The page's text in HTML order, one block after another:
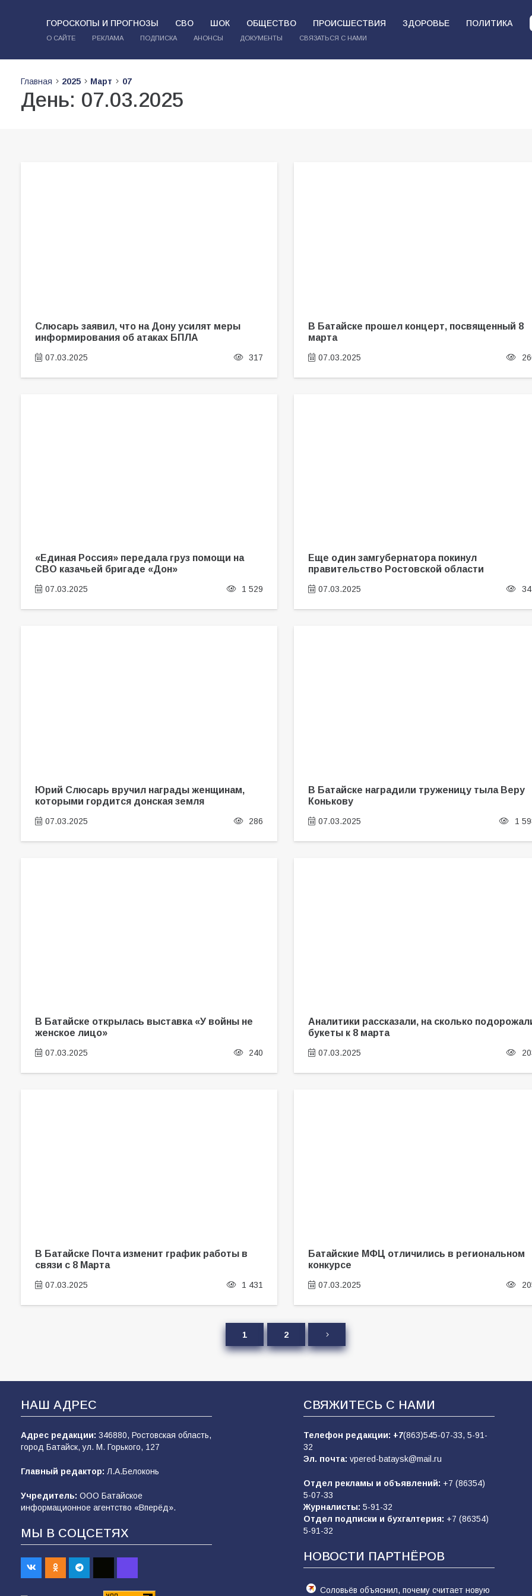
ГОРОСКОПЫ И ПРОГНОЗЫ СВО ШОК ОБЩЕСТВО ПРОИСШЕСТВИЯ ЗДОРОВЬЕ ПОЛИТИКА
О САЙТЕ РЕКЛАМА ПОДПИСКА АНОНСЫ ДОКУМЕНТЫ СВЯЗАТЬСЯ С НАМИ
Главная 2025 Март 07
День: 07.03.2025
Слюсарь заявил, что на Дону усилят меры
информирования об атаках БПЛА
07.03.2025 317
В Батайске прошел концерт, посвященный 8
марта
07.03.2025
«Единая Россия» передала груз помощи на
СВО казачьей бригаде «Дон»
07.03.2025 1 529
Еще один замгубернатора покинул
правительство Ростовской области
07.03.2025
Юрий Слюсарь вручил награды женщинам,
которыми гордится донская земля
07.03.2025 286
В Батайске наградили труженицу тыла Веру
Конькову
07.03.2025 1
В Батайске открылась выставка «У войны не
женское лицо»
07.03.2025 240
Аналитики рассказали, на сколько
букеты к 8 марта
07.03.2025
В Батайске Почта изменит график работы в
связи с 8 Марта
07.03.2025 1 431
Батайские МФЦ отличились в региональном
конкурсе
07.03.2025
1 2
НАШ АДРЕС
Адрес редакции: 346880, Ростовская область,
город Батайск, ул. М. Горького, 127
Главный редактор: Л.А.Белоконь
Учредитель: ООО Батайское
информационное агентство «Вперёд».
МЫ В СОЦСЕТЯХ
СВЯЖИТЕСЬ С НАМИ
Телефон редакции: +7(863)545-07-33, 5-91-
32
Эл. почта: vpered-bataysk@mail.ru
Отдел рекламы и объявлений: +7 (86354)
5-07-33
Журналисты: 5-91-32
Отдел подписки и бухгалтерия: +7 (86354)
5-91-32
НОВОСТИ ПАРТНЁРОВ
Соловьёв объяснил, почему считает новую